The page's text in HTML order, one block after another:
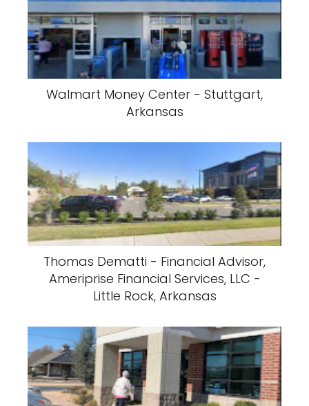
Walmart Money Center - Stuttgart,
Arkansas
Thomas Dematti - Financial Advisor,
Ameriprise Financial Services, LLC -
Little Rock, Arkansas